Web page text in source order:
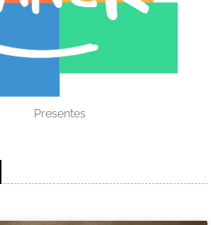
Presentes